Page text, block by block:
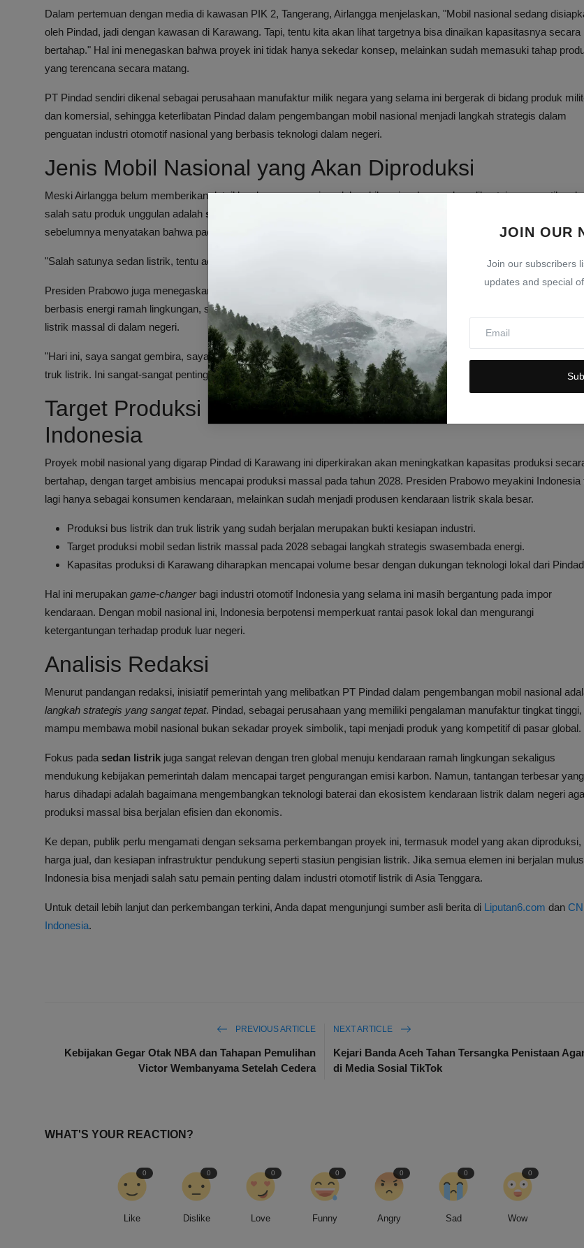
JOIN OUR
Join our subscribers
updates and special
Dalam pertemuan dengan media di kawasan PIK 2, Tangerang, Airlangga menjelaskan, "Mobil nasional sedang
oleh Pindad, jadi dengan kawasan di Karawang. Tapi, tentu kita akan lihat targetnya bisa dinaikan kapasitasnya secara
bertahap." Hal ini menegaskan bahwa proyek ini tidak hanya sekedar konsep, melainkan sudah memasuki tahap
yang terencana secara matang.
PT Pindad sendiri dikenal sebagai perusahaan manufaktur milik negara yang selama ini bergerak di bidang produk
dan komersial, sehingga keterlibatan Pindad dalam pengembangan mobil nasional menjadi langkah strategis dalam
penguatan industri otomotif nasional yang berbasis teknologi dalam negeri.
Jenis Mobil Nasional yang Akan Diproduksi
Meski Airlangga belum memberikan detail lengkap mengenai model mobil nasional yang akan dibuat, ia memastikan
salah satu produk unggulan adalah sedan listrik
sebelumnya menyatakan bahwa pada tahun 2028 Indonesia harus mampu memproduksi sedan listrik secara massal.
"Salah satunya sedan listrik, tentu ada multi product," ujar Airlangga singkat.
Presiden Prabowo juga menegaskan bahwa kemampuan Indonesia saat ini dalam memproduksi kendaraan komersial
berbasis energi ramah lingkungan, seperti bus dan truk listrik, menjadi fondasi kuat untuk mencapai target produksi
listrik massal di dalam negeri.
"Hari ini, saya sangat gembira, saya sangat bangga, kita sekarang di Indonesia punya kemampuan untuk produksi bus
truk listrik. Ini sangat-sangat penting," kata Prabowo.
Target Produksi dan Dampak Industri Otomotif
Indonesia
Proyek mobil nasional yang digarap Pindad di Karawang ini diperkirakan akan meningkatkan kapasitas produksi
bertahap, dengan target ambisius mencapai produksi massal pada tahun 2028. Presiden Prabowo meyakini Indonesia
lagi hanya sebagai konsumen kendaraan, melainkan sudah menjadi produsen kendaraan listrik skala besar.
Produksi bus listrik dan truk listrik yang sudah berjalan merupakan bukti kesiapan industri.
Target produksi mobil sedan listrik massal pada 2028 sebagai langkah strategis swasembada energi.
Kapasitas produksi di Karawang diharapkan mencapai volume besar dengan dukungan teknologi lokal dari
Hal ini merupakan game-changerbagi industri otomotif Indonesia yang selama ini masih bergantung pada impor
kendaraan. Dengan mobil nasional ini, Indonesia berpotensi memperkuat rantai pasok lokal dan mengurangi
ketergantungan terhadap produk luar negeri.
Analisis Redaksi
Menurut pandangan redaksi, inisiatif pemerintah yang melibatkan PT Pindad dalam pengembangan mobil nasional
langkah strategis yang sangat tepat. Pindad, sebagai perusahaan yang memiliki pengalaman manufaktur tingkat tinggi,
mampu membawa mobil nasional bukan sekadar proyek simbolik, tapi menjadi produk yang kompetitif di pasar global.
Fokus padasedan listrik juga sangat relevan dengan tren global menuju kendaraan ramah lingkungan sekaligus
mendukung kebijakan pemerintah dalam mencapai target pengurangan emisi karbon. Namun, tantangan terbesar yang
harus dihadapi adalah bagaimana mengembangkan teknologi baterai dan ekosistem kendaraan listrik dalam negeri
produksi massal bisa berjalan efisien dan ekonomis.
Ke depan, publik perlu mengamati dengan seksama perkembangan proyek ini, termasuk model yang akan diproduksi,
harga jual, dan kesiapan infrastruktur pendukung seperti stasiun pengisian listrik. Jika semua elemen ini berjalan
Indonesia bisa menjadi salah satu pemain penting dalam industri otomotif listrik di Asia Tenggara.
Untuk detail lebih lanjut dan perkembangan terkini, Anda dapat mengunjungi sumber asli berita di Liputan6.com dan
Indonesia.
PREVIOUS ARTICLE
Kebijakan Gegar Otak NBA dan Tahapan Pemulihan
Victor Wembanyama Setelah Cedera
NEXT ARTICLE
Kejari Banda Aceh Tahan Tersangka Penistaan
di Media Sosial TikTok
WHAT'S YOUR REACTION?
Like
0
Dislike
0
Love
0
Funny
0
Angry
0
Sad
0
Wow
0